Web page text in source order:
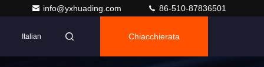
info@yxhuading.com 86-510-87836501
Italian Chiacchierata